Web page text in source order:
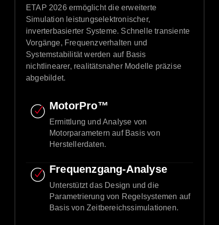
ETAP 2026 ermöglicht die erweiterte
Simulation leistungselektronischer,
inverterbasierter Systeme. Schnelle transiente
Vorgänge, Frequenzverhalten und
Systemstabilität werden auf Basis
nichtlinearer, realitätsnaher Modelle präzise
abgebildet.
MotorPro™
Ermittlung und Analyse von
Motorparametern auf Basis von
Herstellerdaten.
Frequenzgang-Analyse
Unterstützt das Design und die
Parametrierung von Regelsystemen auf
Basis von Zeitbereichssimulationen.